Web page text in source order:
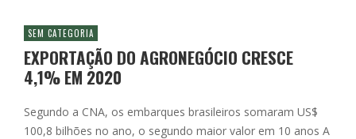
SEM CATEGORIA
EXPORTAÇÃO DO AGRONEGÓCIO CRESCE
4,1% EM 2020
Segundo a CNA, os embarques brasileiros somaram US$
100,8 bilhões no ano, o segundo maior valor em 10 anos A